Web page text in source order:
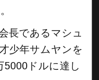
長であるマシュ
少年サムヤンを
ドルに達し